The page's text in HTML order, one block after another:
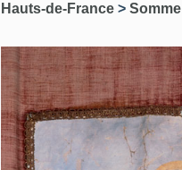
Hauts-de-France > Somme